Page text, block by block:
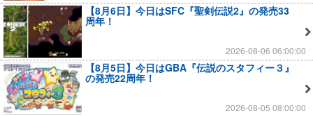
【8月6日】今日はSFC『聖剣伝説2』の発売33
周年！
2026-08-06 06:00:00
【8月5日】今日はGBA『伝説のスタフィー３』
の発売22周年！
2026-08-05 08:00:00